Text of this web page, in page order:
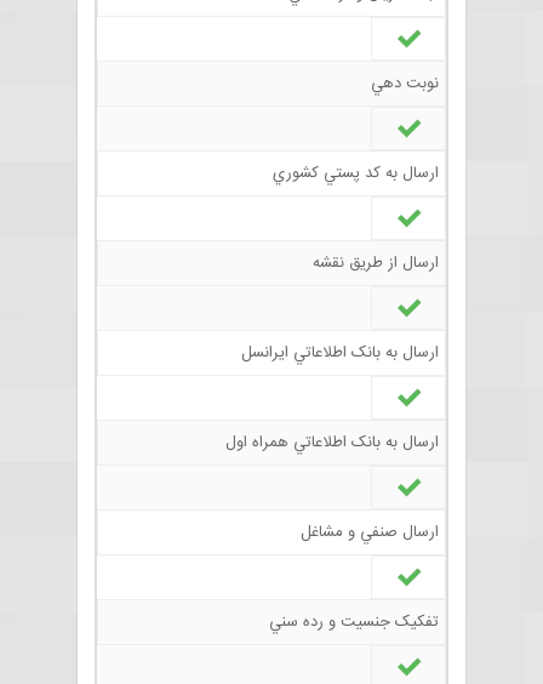
نوبت دهي
ارسال به کد پستي کشوري
ارسال از طريق نقشه
ارسال به بانک اطلاعاتي ايرانسل
ارسال به بانک اطلاعاتي همراه اول
ارسال صنفي و مشاغل
تفکيک جنسيت و رده سني